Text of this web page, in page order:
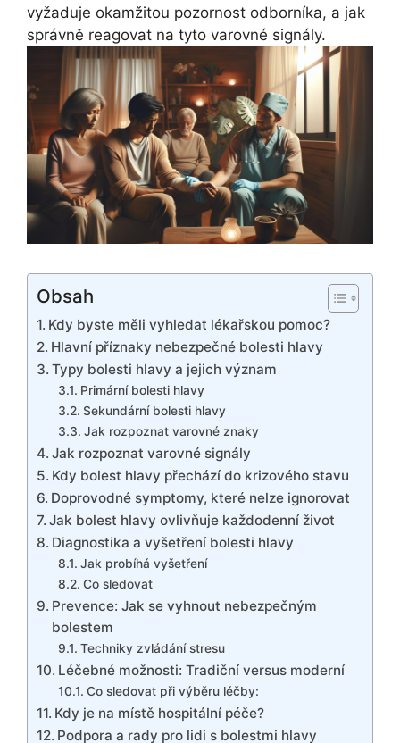
vyžaduje okamžitou pozornost odborníka, a jak
správně reagovat na tyto varovné signály.
Obsah
Kdy byste měli vyhledat lékařskou pomoc?
Hlavní příznaky nebezpečné bolesti hlavy
Typy bolesti hlavy a jejich význam
Primární bolesti hlavy
Sekundární bolesti hlavy
Jak rozpoznat varovné znaky
Jak rozpoznat varovné signály
Kdy bolest hlavy přechází do krizového stavu
Doprovodné symptomy, které nelze ignorovat
Jak bolest hlavy ovlivňuje každodenní život
Diagnostika a vyšetření bolesti hlavy
Jak probíhá vyšetření
Co sledovat
Prevence: Jak se vyhnout nebezpečným
bolestem
Techniky zvládání stresu
Léčebné možnosti: Tradiční versus moderní
Co sledovat při výběru léčby:
Kdy je na místě hospitální péče?
Podpora a rady pro lidi s bolestmi hlavy